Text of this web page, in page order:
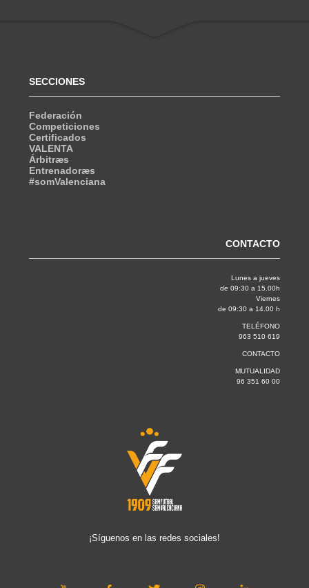
SECCIONES
Federación
Competiciones
Certificados
VALENTA
Árbitræs
Entrenadoræs
#somValenciana
CONTACTO
Lunes a jueves
de 09:30 a 15.00h
Viernes
de 09:30 a 14.00 h
TELÉFONO
963 510 619
CONTACTO
MUTUALIDAD
96 351 60 00
¡Síguenos en las redes sociales!